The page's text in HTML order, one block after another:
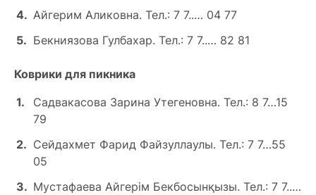
Айгерим Аликовна. Тел.: 7 7..… 04 77
Бекниязова Гулбахар. Тел.: 7 7..… 82 81
Коврики для пикника
Садвакасова Зарина Утегеновна. Тел.: 8 7…15
79
Сейдахмет Фарид Файзуллаулы. Тел.: 7 7…55
05
Мустафаева Айгерім Бекбосынқызы. Тел.: 7 7..…